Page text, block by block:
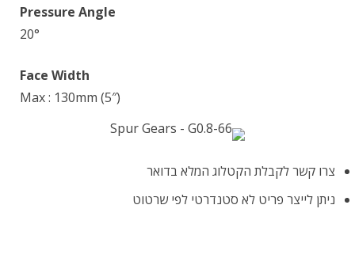
Pressure Angle
20°
Face Width
Max : 130mm (5″)
צרו קשר לקבלת הקטלוג המלא בדואר
ניתן לייצר פריט לא סטנדרטי לפי שרטוט